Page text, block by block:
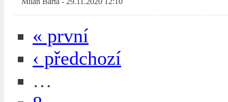
« první
‹ předchozí
…